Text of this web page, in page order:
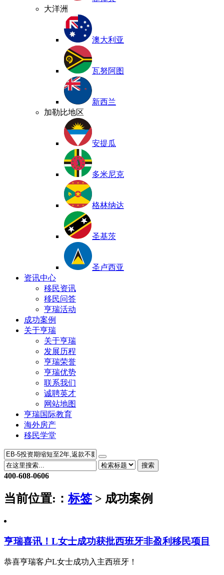
大洋洲
澳大利亚
瓦努阿图
新西兰
加勒比地区
安提瓜
多米尼克
格林纳达
圣基茨
圣卢西亚
资讯中心
移民资讯
移民问答
亨瑞活动
成功案例
关于亨瑞
关于亨瑞
发展历程
亨瑞荣誉
亨瑞优势
联系我们
诚聘英才
网站地图
亨瑞国际教育
海外房产
移民学堂
搜索
400-608-0606
当前位置: ：标签 > 成功案例
亨瑞喜讯！L女士成功获批西班牙非盈利移民项目
恭喜亨瑞客户L女士成功入主西班牙！